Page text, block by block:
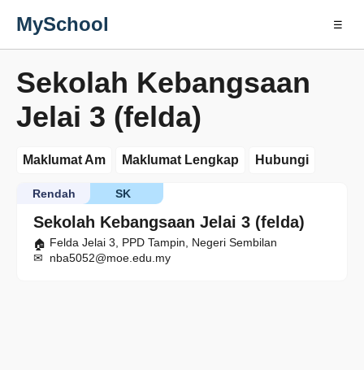
MySchool ☰
Sekolah Kebangsaan
Jelai 3 (felda)
Maklumat Am Maklumat Lengkap Hubungi
Sekolah Kebangsaan Jelai 3 (felda)
SK
Rendah
Felda Jelai 3, PPD Tampin, Negeri Sembilan
nba5052@moe.edu.my